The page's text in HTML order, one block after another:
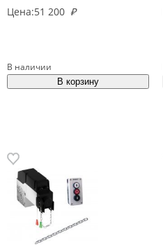
Цена:51 200 ₽
В наличии